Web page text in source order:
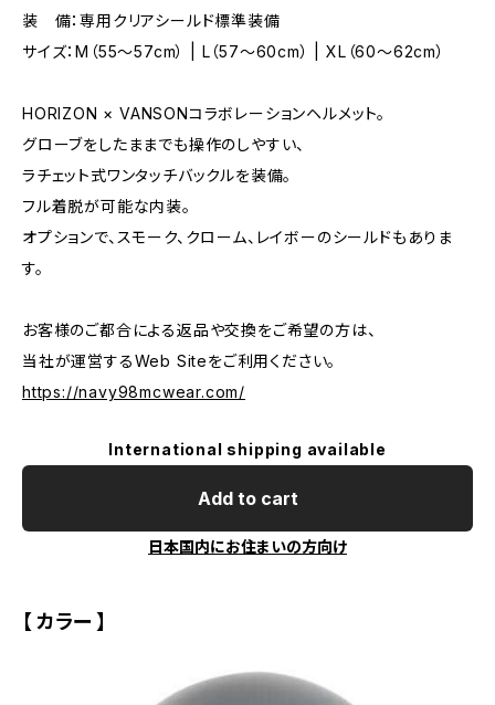
装 備：専用クリアシールド標準装備
サイズ：M（55～57cm） | L（57～60cm） | XL（60～62cm）
HORIZON × VANSONコラボレーションヘルメット。
グローブをしたままでも操作のしやすい、
ラチェット式ワンタッチバックルを装備。
フル着脱が可能な内装。
オプションで、スモーク、クローム、レイボーのシールドもありま
す。
お客様のご都合による返品や交換をご希望の方は、
当社が運営するWeb Siteをご利用ください。
https://navy98mcwear.com/
International shipping available
Add to cart
日本国内にお住まいの方向け
【 カラー 】